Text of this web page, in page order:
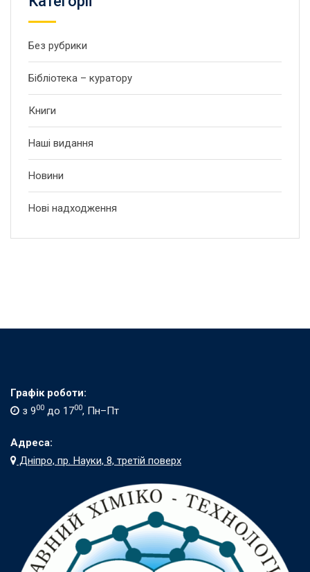
Без рубрики
Бібліотека – куратору
Книги
Наші видання
Новини
Нові надходження
Графік роботи:
з 900 до 1700, Пн–Пт
Адреса:
Дніпро, пр. Науки, 8, третій поверх